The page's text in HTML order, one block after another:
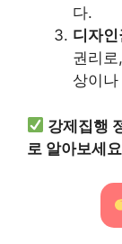
다.
디자인
권리
상이
강제집행
로 알아보세